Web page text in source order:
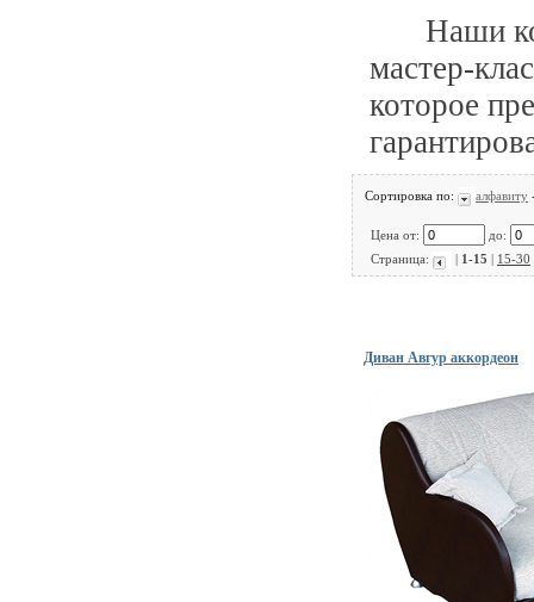
Наши
мастер-
которое
Сортировка по: алфавиту
Цена от:
до:
Страница:
| 1-15 | 15-30
Диван Авгур аккордеон